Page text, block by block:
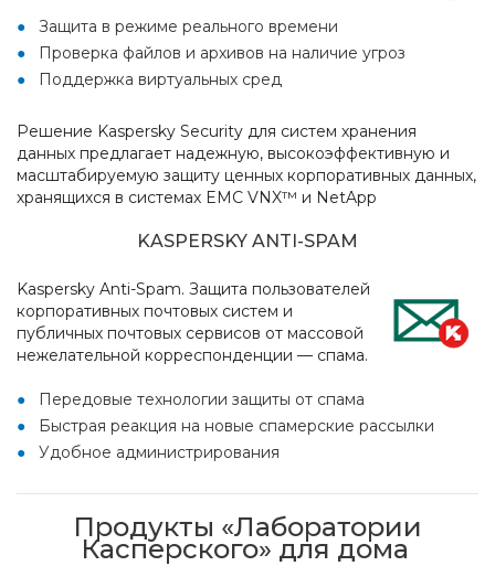
Защита в режиме реального времени
Проверка файлов и архивов на наличие угроз
Поддержка виртуальных сред
Решение Kaspersky Security для систем хранения
данных предлагает надежную, высокоэффективную и
масштабируемую защиту ценных корпоративных данных,
хранящихся в системах EMC VNX™ и NetApp
KASPERSKY ANTI-SPAM
Kaspersky Anti-Spam. Защита пользователей
корпоративных почтовых систем и
публичных почтовых сервисов от массовой
нежелательной корреспонденции — спама.
Передовые технологии защиты от спама
Быстрая реакция на новые спамерские рассылки
Удобное администрирования
Продукты «Лаборатории
Касперского» для дома